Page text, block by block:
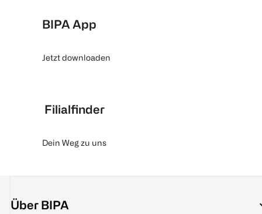
BIPA App
Jetzt downloaden
Filialfinder
Dein Weg zu uns
Über BIPA